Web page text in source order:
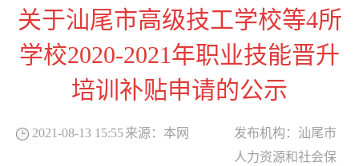
关于汕尾市高级技工学校等4所
学校2020-2021年职业技能晋升
培训补贴申请的公示
2021-08-13 15:55来源： 本网 发布机构： 汕尾市
人力资源和社会保